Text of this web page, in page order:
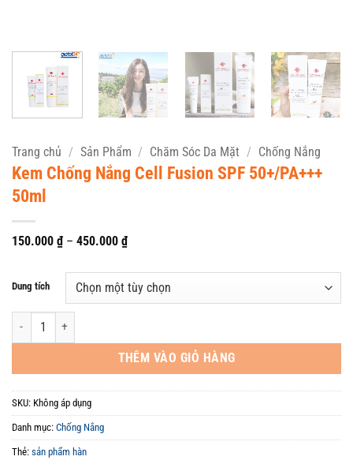
Trang chủ / Sản Phẩm / Chăm Sóc Da Mặt / Chống Nắng
Kem Chống Nắng Cell Fusion SPF 50+/PA+++
50ml
150.000 ₫ – 450.000 ₫Khoảng
giá:
150.000 ₫
đến
450.000 ₫
Dung tích
Kem Chống Nắng Cell Fusion SPF 50+/PA+++ 50ml số lượng
THÊM VÀO GIỎ HÀNG
SKU: Không áp dụng
Danh mục: Chống Nắng
Thẻ: sản phẩm hàn